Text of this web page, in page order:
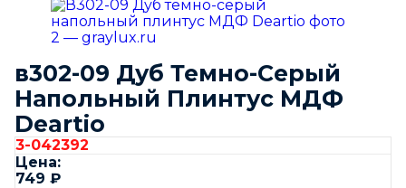
в302-09 Дуб Темно-Серый
Напольный Плинтус МДФ
Deartio
3-042392
Цена:
749 ₽